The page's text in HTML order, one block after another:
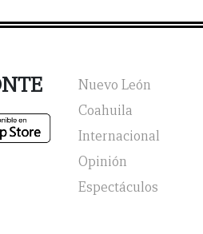
Nuevo León
Coahuila
Internacional
Opinión
Espectáculos